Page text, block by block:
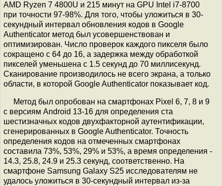
AMD Ryzen 7 4800U и 215 минут на GPU Intel i7-8700
при точности 97-98%. Для того, чтобы уложиться в 30-
секундный интервал обновления кодов в Google
Authenticator метод был усовершенствован и
оптимизирован. Число проверок каждого пикселя было
сокращено с 64 до 16, а задержка между обработкой
пикселей уменьшена с 1.5 секунд до 70 миллисекунд.
Сканирование производилось не всего экрана, а только
области, в которой Google Authenticator показывает код.
Метод был опробован на смартфонах Pixel 6, 7, 8 и 9
с версиям Android 13-16 для определения ста
шестизначных кодов двухфакторной аутентификации,
сгенерированных в Google Authenticator. Точность
определения кодов на отмеченных смартфонах
составила 73%, 53%, 29% и 53%, а время определения -
14.3, 25.8, 24.9 и 25.3 секунд, соответственно. На
смартфоне Samsung Galaxy S25 исследователям не
удалось уложиться в 30-секундный интервал из-за